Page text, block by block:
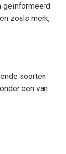
geïnformeerd
zoals merk,
soorten
een van